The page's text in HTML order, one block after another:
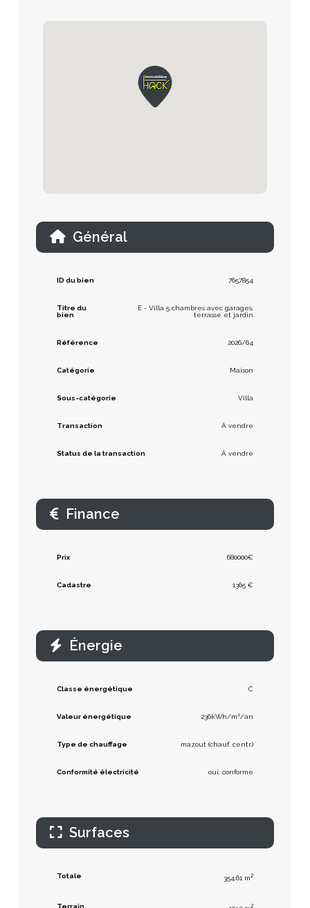
Général
ID du bien 7657854
Titre du
bien
E - Villa 5 chambres avec garages,
terrasse et jardin
Référence 2026/64
Catégorie Maison
Sous-catégorie Villa
Transaction À vendre
Status de la transaction À vendre
Finance
Prix 680000€
Cadastre 1365 €
Énergie
Classe énergétique C
Valeur énergétique 236kWh/m²/an
Type de chauffage mazout (chauf. centr.)
Conformité électricité oui, conforme
Surfaces
Totale 354.61 m2
Terrain 2